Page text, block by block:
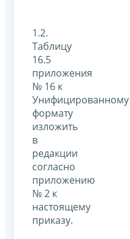
1.2.
Таблицу
16.5
приложения
№ 16 к
Унифицированному
формату
изложить
в
редакции
согласно
приложению
№ 2 к
настоящему
приказу.